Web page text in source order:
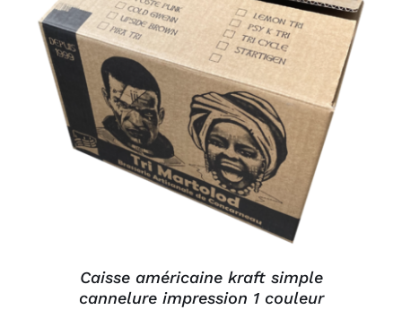
AJOUTER AU PANIER
DÉTAILS
Caisse américaine kraft simple
cannelure impression 1 couleur